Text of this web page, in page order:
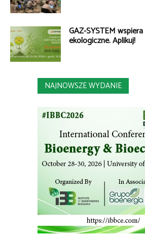
GAZ-SYSTEM
ekologiczne. Aplikuj!
NAJNOWSZE WYDANIE